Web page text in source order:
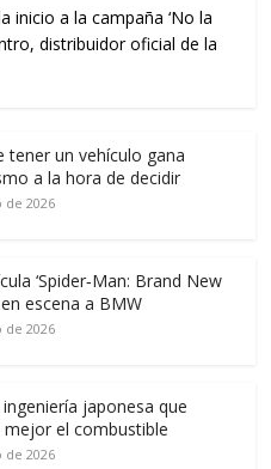
inicio a la campaña ‘No la
distribuidor oficial de la
tener un vehículo gana
a la hora de decidir
de 2026
‘Spider‑Man: Brand New
en escena a BMW
de 2026
ingeniería japonesa que
mejor el combustible
de 2026